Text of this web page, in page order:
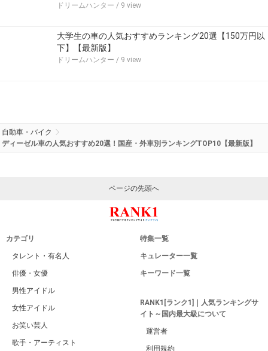
ドリームハンター / 9 view
大学生の車の人気おすすめランキング20選【150万円以
下】【最新版】
ドリームハンター / 9 view
自動車・バイク
ディーゼル車の人気おすすめ20選！国産・外車別ランキングTOP10【最新版】
ページの先頭へ
カテゴリ
タレント・有名人
俳優・女優
男性アイドル
女性アイドル
お笑い芸人
歌手・アーティスト
特集一覧
キュレーター一覧
キーワード一覧
RANK1[ランク1]｜人気ランキングサ
イト～国内最大級について
運営者
利用規約